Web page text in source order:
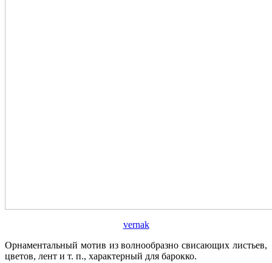
vernak
Орнаментальный мотив из волнообразно свисающих листьев,
цветов, лент и т. п., характерный для барокко.